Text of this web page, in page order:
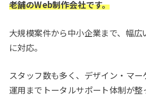
老舗のWeb制作会社です。
大規模案件から中小企業まで、幅
に対応。
スタッフ数も多く、デザイン・マー
運用までトータルサポート体制が整